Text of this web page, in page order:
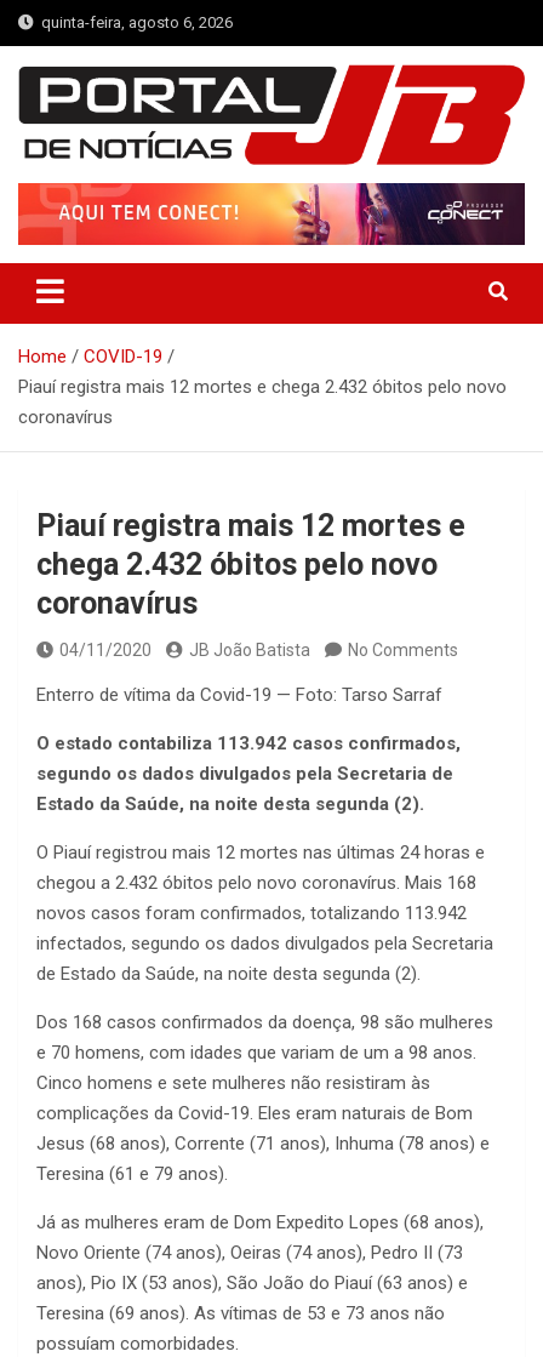
Skip
to
content
quinta-feira, agosto 6, 2026
Portal de Notícias JB
Notícias de Simplício Mendes e Região
Home
COVID-19
Piauí registra mais 12 mortes e chega 2.432 óbitos pelo novo
coronavírus
Piauí registra mais 12 mortes e
chega 2.432 óbitos pelo novo
coronavírus
04/11/2020 JB João Batista No Comments
Enterro de vítima da Covid-19 — Foto: Tarso Sarraf
O estado contabiliza 113.942 casos confirmados,
segundo os dados divulgados pela Secretaria de
Estado da Saúde, na noite desta segunda (2).
O Piauí registrou mais 12 mortes nas últimas 24 horas e
chegou a 2.432 óbitos pelo novo coronavírus. Mais 168
novos casos foram confirmados, totalizando 113.942
infectados, segundo os dados divulgados pela Secretaria
de Estado da Saúde, na noite desta segunda (2).
Dos 168 casos confirmados da doença, 98 são mulheres
e 70 homens, com idades que variam de um a 98 anos.
Cinco homens e sete mulheres não resistiram às
complicações da Covid-19. Eles eram naturais de Bom
Jesus (68 anos), Corrente (71 anos), Inhuma (78 anos) e
Teresina (61 e 79 anos).
Já as mulheres eram de Dom Expedito Lopes (68 anos),
Novo Oriente (74 anos), Oeiras (74 anos), Pedro II (73
anos), Pio IX (53 anos), São João do Piauí (63 anos) e
Teresina (69 anos). As vítimas de 53 e 73 anos não
possuíam comorbidades.